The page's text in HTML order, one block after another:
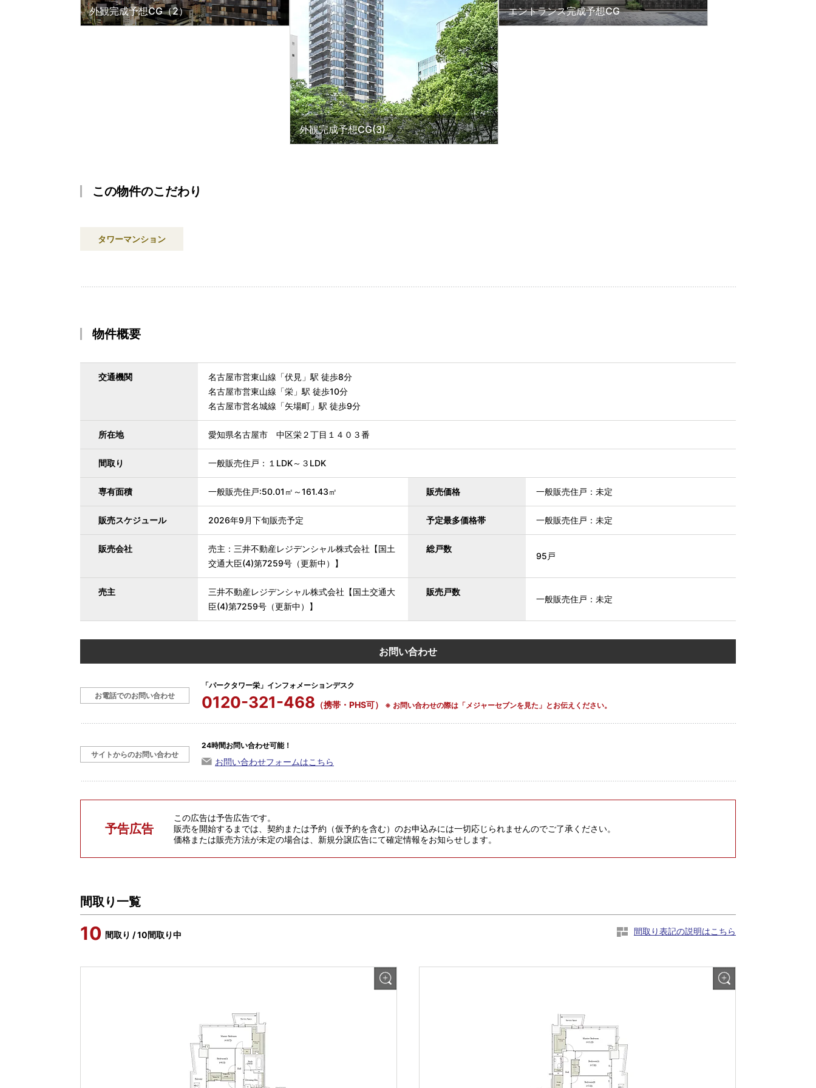
外観完成予想CG（2）
外観完成予想CG(3)
エントランス完成予想CG
この物件のこだわり
タワーマンション
物件概要
交通機関
名古屋市営東山線「伏見」駅 徒歩8分
名古屋市営東山線「栄」駅 徒歩10分
名古屋市営名城線「矢場町」駅 徒歩9分
所在地 愛知県名古屋市 中区栄２丁目１４０３番
間取り 一般販売住戸：１LDK～３LDK
専有面積 一般販売住戸:50.01㎡～161.43㎡ 販売価格 一般販売住戸：未定
販売スケジュール 2026年9月下旬販売予定 予定最多価格帯 一般販売住戸：未定
販売会社
売主：三井不動産レジデンシャル株式会社【国土
交通大臣(4)第7259号（更新中）】
総戸数
95戸
売主
三井不動産レジデンシャル株式会社【国土交通大
臣(4)第7259号（更新中）】
販売戸数
一般販売住戸：未定
お問い合わせ
お電話でのお問い合わせ
「パークタワー栄」インフォメーションデスク
0120-321-468 （携帯・PHS可） ※ お問い合わせの際は「メジャーセブンを見た」とお伝えください。
サイトからのお問い合わせ
24時間お問い合わせ可能！
お問い合わせフォームはこちら
予告広告
この広告は予告広告です。
販売を開始するまでは、契約または予約（仮予約を含む）のお申込みには一切応じられませんのでご了承ください。
価格または販売方法が未定の場合は、新規分譲広告にて確定情報をお知らせします。
間取り一覧
10 間取り / 10間取り中 間取り表記の説明はこちら